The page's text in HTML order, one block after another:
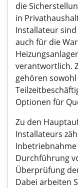
die
in
Installateur
auch für die
verantwortlich.
gehören
Optionen für
Zu den
Installateurs
Inbetriebnahme
Durchführung
Überprüfung
Dabei arbeiten